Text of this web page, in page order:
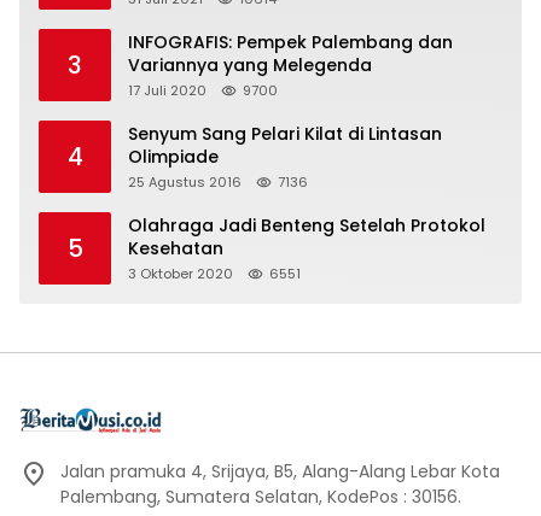
3
INFOGRAFIS: Pempek Palembang dan
Variannya yang Melegenda
17 Juli 2020 9700
4
Senyum Sang Pelari Kilat di Lintasan
Olimpiade
25 Agustus 2016 7136
5
Olahraga Jadi Benteng Setelah Protokol
Kesehatan
3 Oktober 2020 6551
Jalan pramuka 4, Srijaya, B5, Alang-Alang Lebar Kota
Palembang, Sumatera Selatan, KodePos : 30156.